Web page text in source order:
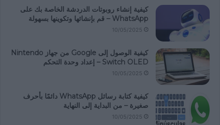
كيفية إنشاء روبوتات الدردشة الخاصة بك على
WhatsApp – قم بإنشائها وتكوينها بسهولة
10/05/2025
كيفية الوصول إلى Google من جهاز Nintendo
Switch OLED – إعداد وحدة التحكم
10/05/2025
كيفية كتابة رسائل WhatsApp دائمًا بأحرف
صغيرة – من البداية إلى النهاية
10/05/2025